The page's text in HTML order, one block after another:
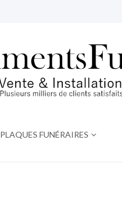
PLAQUES FUNÉRAIRES